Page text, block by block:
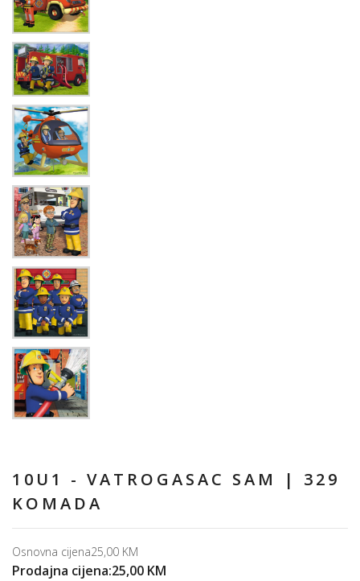
10U1 - VATROGASAC SAM | 329
KOMADA
Osnovna cijena25,00 KM
Prodajna cijena:25,00 KM